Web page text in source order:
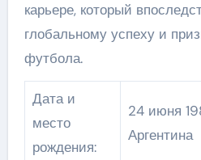
карьере, который
глобальному успеху и
футбола.
Дата и
место
рождения:
24 июня
Аргентина